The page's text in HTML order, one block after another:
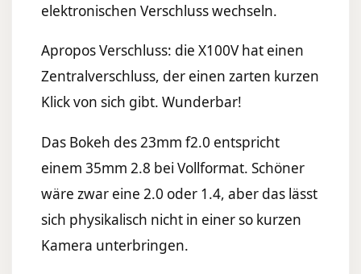
elektronischen Verschluss wechseln.
Apropos Verschluss: die X100V hat einen
Zentralverschluss, der einen zarten kurzen
Klick von sich gibt. Wunderbar!
Das Bokeh des 23mm f2.0 entspricht
einem 35mm 2.8 bei Vollformat. Schöner
wäre zwar eine 2.0 oder 1.4, aber das lässt
sich physikalisch nicht in einer so kurzen
Kamera unterbringen.